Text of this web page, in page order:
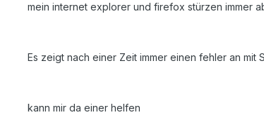
mein internet explorer und firefox stürzen immer
Es zeigt nach einer Zeit immer einen fehler an mit
kann mir da einer helfen